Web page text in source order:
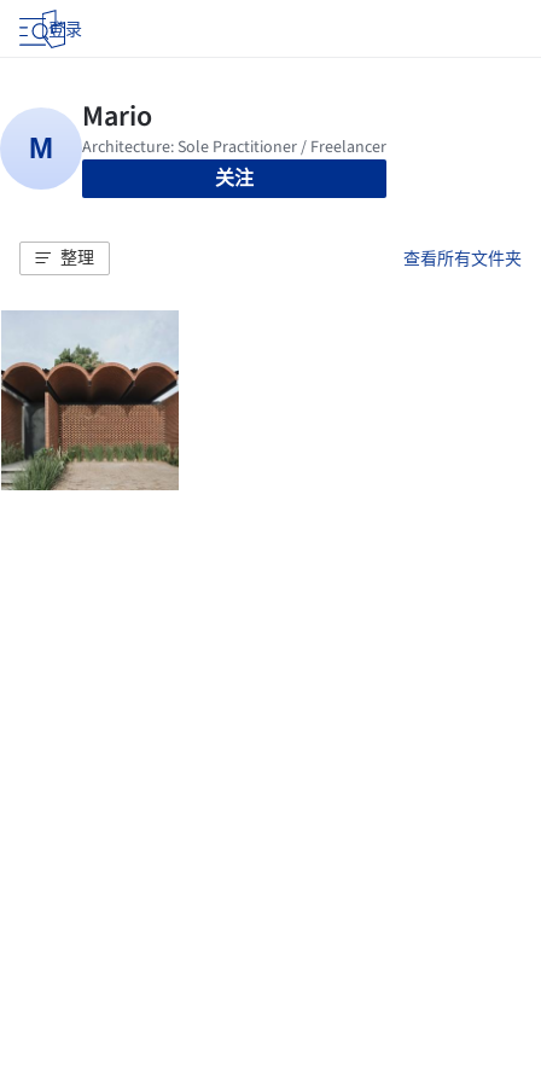
登录
关注
整理 查看所有文件夹